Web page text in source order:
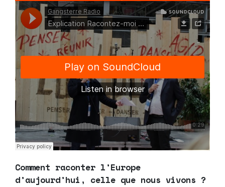
Comment raconter l’Europe
d’aujourd’hui, celle que nous vivons ?